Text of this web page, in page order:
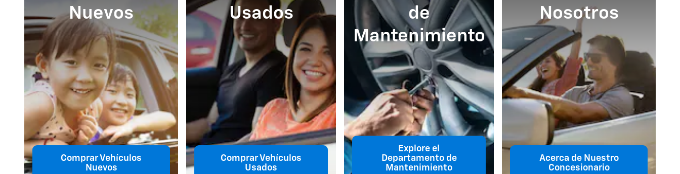
Nuevos
Comprar Vehículos
Nuevos
Usados
Comprar Vehículos
Usados
de
Mantenimiento
Explore el
Departamento de
Mantenimiento
Nosotros
Acerca de Nuestro
Concesionario